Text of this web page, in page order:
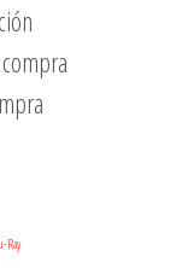
compra
Ray